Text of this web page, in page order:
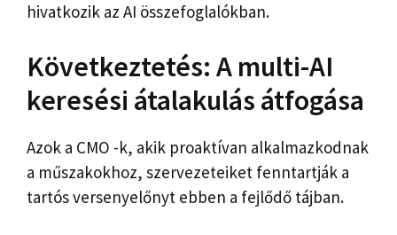
hivatkozik az AI összefoglalókban.
Következtetés: A multi-AI
keresési átalakulás átfogása
Azok a CMO -k, akik proaktívan alkalmazkodnak
a műszakokhoz, szervezeteiket fenntartják a
tartós versenyelőnyt ebben a fejlődő tájban.